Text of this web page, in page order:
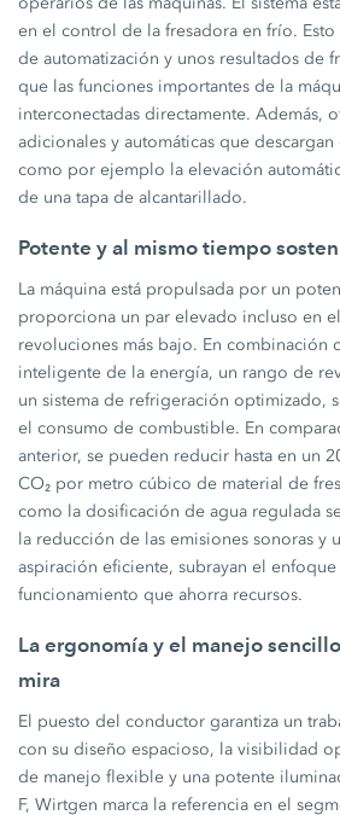
en el control de la fresadora en frío.
de automatización y unos resultados de
que las funciones importantes de la
interconectadas directamente. Además,
adicionales y automáticas que
como por ejemplo la elevación
de una tapa de alcantarillado.
Potente y al mismo tiempo
La máquina está propulsada por un
proporciona un par elevado incluso en
revoluciones más bajo. En combinación
inteligente de la energía, un rango de
un sistema de refrigeración optimizado,
el consumo de combustible. En
anterior, se pueden reducir hasta en un
CO₂ por metro cúbico de material de
como la dosificación de agua regulada
la reducción de las emisiones sonoras y
aspiración eficiente, subrayan el enfoque
funcionamiento que ahorra recursos.
La ergonomía y el manejo
mira
El puesto del conductor garantiza un
con su diseño espacioso, la visibilidad
de manejo flexible y una potente
F, Wirtgen marca la referencia en el